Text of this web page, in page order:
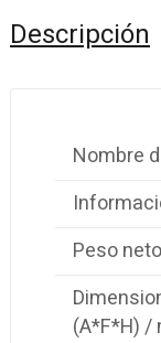
Descripción
Nombre
Peso neto
(A*F*H) /